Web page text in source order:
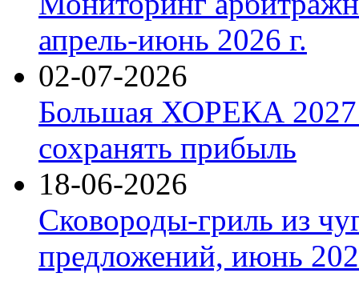
апрель-июнь 2026 г.
02-07-2026
Большая ХОРЕКА 2027:
сохранять прибыль
18-06-2026
Сковороды-гриль из
предложений, июнь